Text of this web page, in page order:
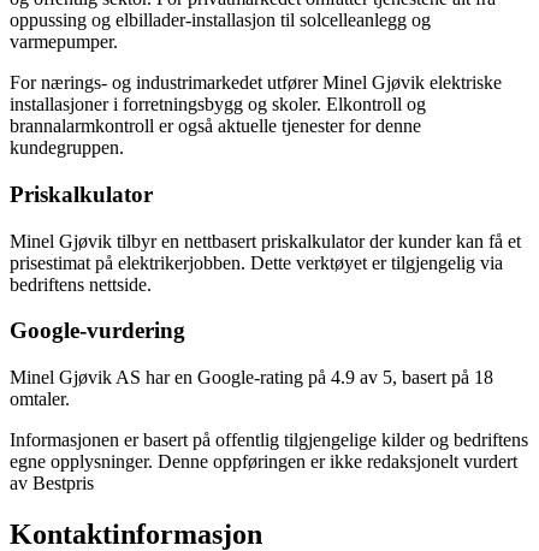
oppussing og elbillader-installasjon til solcelleanlegg og
varmepumper.
For nærings- og industrimarkedet utfører Minel Gjøvik elektriske
installasjoner i forretningsbygg og skoler. Elkontroll og
brannalarmkontroll er også aktuelle tjenester for denne
kundegruppen.
Priskalkulator
Minel Gjøvik tilbyr en nettbasert priskalkulator der kunder kan få et
prisestimat på elektrikerjobben. Dette verktøyet er tilgjengelig via
bedriftens nettside.
Google-vurdering
Minel Gjøvik AS har en Google-rating på 4.9 av 5, basert på 18
omtaler.
Informasjonen er basert på offentlig tilgjengelige kilder og bedriftens
egne opplysninger. Denne oppføringen er ikke redaksjonelt vurdert
av Bestpris
Kontaktinformasjon